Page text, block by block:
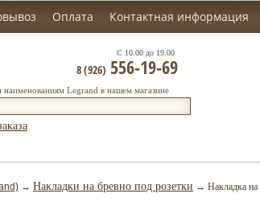
Оплата Контактная информация
наименованиям Legrand в нашем магазине
С 10.00 до 19.00
8 (926) 556-19-69
→ Накладки на бревно под розетки → Накладка на